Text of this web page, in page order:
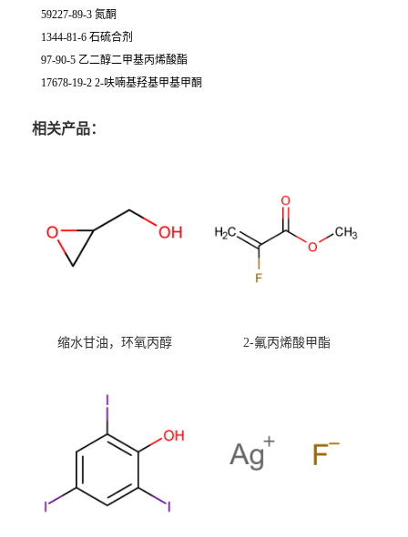
59227-89-3 氮酮
1344-81-6 石硫合剂
97-90-5 乙二醇二甲基丙烯酸酯
17678-19-2 2-呋喃基羟基甲基甲酮
相关产品：
缩水甘油，环氧丙醇 2-氟丙烯酸甲酯